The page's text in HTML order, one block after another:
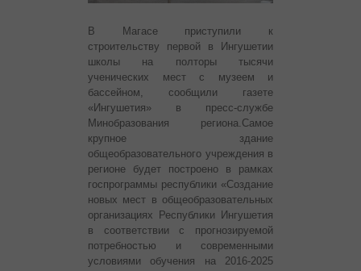
В Магасе приступили к
строительству первой в Ингушетии
школы на полторы тысячи
ученических мест с музеем и
бассейном, сообщили газете
«Ингушетия» в пресс-службе
Минобразования региона. Самое
крупное здание
общеобразовательного учреждения в
регионе будет построено в рамках
госпрограммы республики «Создание
новых мест в общеобразовательных
организациях Республики Ингушетия
в соответствии с прогнозируемой
потребностью и современными
условиями обучения на 2016-2025